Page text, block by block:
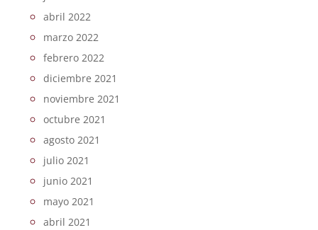
abril 2022
marzo 2022
febrero 2022
diciembre 2021
noviembre 2021
octubre 2021
agosto 2021
julio 2021
junio 2021
mayo 2021
abril 2021